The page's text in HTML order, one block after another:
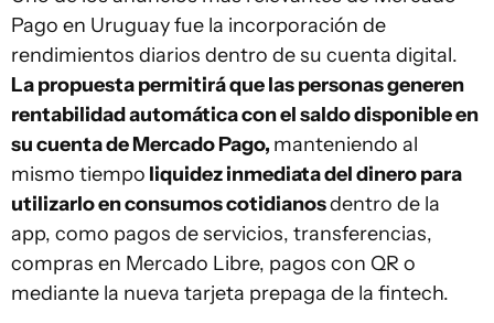
Pago en Uruguay fue la incorporación de
rendimientos diarios dentro de su cuenta digital.
La propuesta permitirá que las personas generen
rentabilidad automática con el saldo disponible en
su cuenta de Mercado Pago, manteniendo al
mismo tiempo liquidez inmediata del dinero para
utilizarlo en consumos cotidianosdentro de la
app, como pagos de servicios, transferencias,
compras en Mercado Libre, pagos con QR o
mediante la nueva tarjeta prepaga de la fintech.